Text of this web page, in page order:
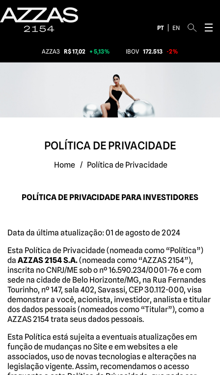
PT EN
AZZA3 R$ 17,02 + 5,13% IBOV 172.513 -2%
POLÍTICA DE PRIVACIDADE
Home / Política de Privacidade
POLÍTICA DE PRIVACIDADE PARA INVESTIDORES
Data da última atualização: 01 de agosto de 2024
Esta Política de Privacidade (nomeada como “Política”)
da AZZAS 2154 S.A.(nomeada como “AZZAS 2154”),
inscrita no CNPJ/ME sob o nº 16.590.234/0001-76 e com
sede na cidade de Belo Horizonte/MG, na Rua Fernandes
Tourinho, nº 147, sala 402, Savassi, CEP 30.112-000, visa
demonstrar a você, acionista, investidor, analista e titular
dos dados pessoais (nomeados como “Titular”), como a
AZZAS 2154 trata seus dados pessoais.
Esta Política está sujeita a eventuais atualizações em
função de mudanças no Site e em websites a ele
associados, uso de novas tecnologias e alterações na
legislação vigente. Assim, recomendamos o acesso